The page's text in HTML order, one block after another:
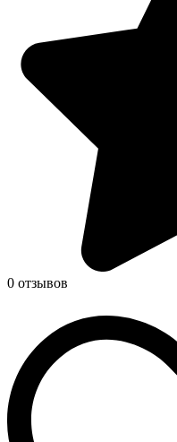
0 отзывов